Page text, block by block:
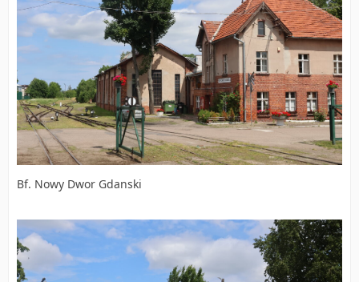
Bf. Nowy Dwor Gdanski